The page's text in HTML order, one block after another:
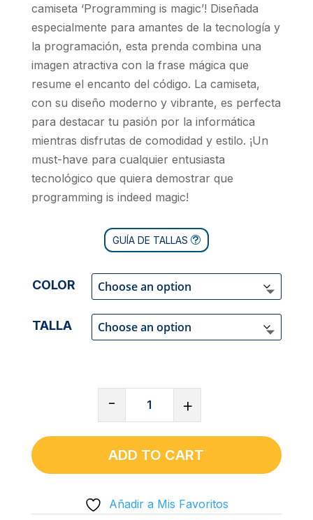
camiseta ‘Programming is magic’! Diseñada
especialmente para amantes de la tecnología y
la programación, esta prenda combina una
imagen atractiva con la frase mágica que
resume el encanto del código. La camiseta,
con su diseño moderno y vibrante, es perfecta
para destacar tu pasión por la informática
mientras disfrutas de comodidad y estilo. ¡Un
must-have para cualquier entusiasta
tecnológico que quiera demostrar que
programming is indeed magic!
GUÍA DE TALLAS
COLOR
TALLA
-
CAMISETA
CUELLO
REDONDO
UNISEX
|
+
ADD TO CART
Añadir a Mis Favoritos